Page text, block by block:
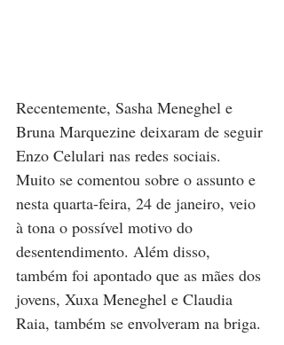
Recentemente, Sasha Meneghel e
Bruna Marquezine deixaram de seguir
Enzo Celulari nas redes sociais.
Muito se comentou sobre o assunto e
nesta quarta-feira, 24 de janeiro, veio
à tona o possível motivo do
desentendimento. Além disso,
também foi apontado que as mães dos
jovens, Xuxa Meneghel e Claudia
Raia, também se envolveram na briga.